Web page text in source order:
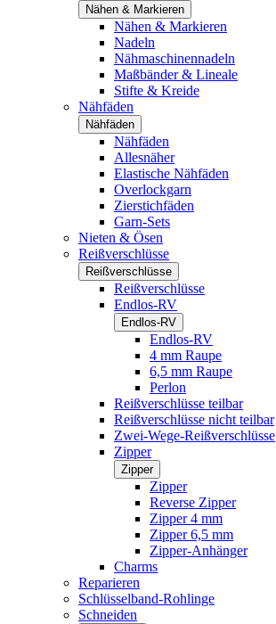
Nähen & Markieren
Nähen & Markieren
Nadeln
Nähmaschinennadeln
Maßbänder & Lineale
Stifte & Kreide
Nähfäden
Nähfäden
Nähfäden
Allesnäher
Elastische Nähfäden
Overlockgarn
Zierstichfäden
Garn-Sets
Nieten & Ösen
Reißverschlüsse
Reißverschlüsse
Reißverschlüsse
Endlos-RV
Endlos-RV
Endlos-RV
4 mm Raupe
6,5 mm Raupe
Perlon
Reißverschlüsse teilbar
Reißverschlüsse nicht teilbar
Zwei-Wege-Reißverschlüsse
Zipper
Zipper
Zipper
Reverse Zipper
Zipper 4 mm
Zipper 6,5 mm
Zipper-Anhänger
Charms
Reparieren
Schlüsselband-Rohlinge
Schneiden